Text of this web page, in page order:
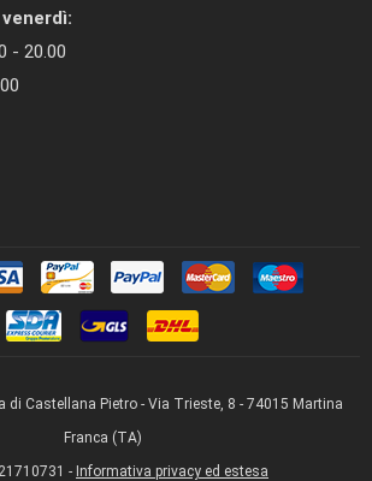
- 20.00
di Castellana Pietro - Via Trieste, 8 - 74015 Martina
Franca (TA)
- Informativa privacy ed estesa